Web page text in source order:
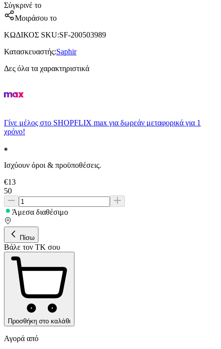
Σύγκρινέ το
Μοιράσου το
ΚΩΔΙΚΟΣ SKU:SF-200503989
Κατασκευαστής:Saphir
Δες όλα τα χαρακτηριστικά
Γίνε μέλος στο SHOPFLIX max για δωρεάν μεταφορικά για 1
χρόνο!
Ισχύουν όροι & προϋποθέσεις.
€13
50
Άμεσα διαθέσιμο
Πίσω
Βάλε τον ΤΚ σου
Προσθήκη στο καλάθι
Αγορά από